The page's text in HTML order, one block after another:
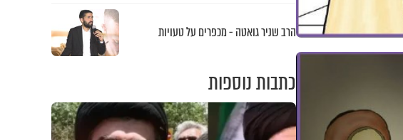
הרב שניר גואטה - מכפרים על טעויות
כתבות נוספות